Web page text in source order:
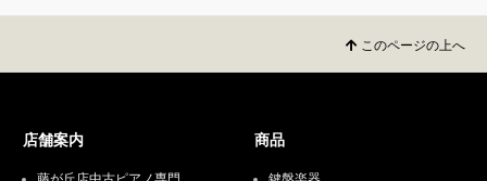
このページの上へ
店舗案内 商品